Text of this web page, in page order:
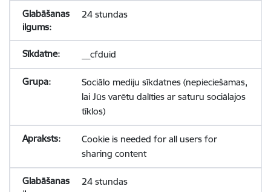
24 stundas
__cfduid
Sociālo mediju sīkdatnes (nepieciešamas,
lai Jūs varētu dalīties ar saturu sociālajos
tīklos)
Cookie is needed for all users for
sharing content
24 stundas